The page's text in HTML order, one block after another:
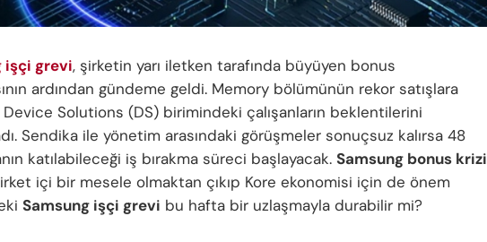
işçi grevi, şirketin yarı iletken tarafında büyüyen bonus
ardından gündeme geldi. Memory bölümünün rekor satışlara
Device Solutions (DS) birimindeki çalışanların beklentilerini
Sendika ile yönetim arasındaki görüşmeler sonuçsuz kalırsa 48
katılabileceği iş bırakma süreci başlayacak. Samsung bonus krizi
içi bir mesele olmaktan çıkıp Kore ekonomisi için de önem
Samsung işçi grevi bu hafta bir uzlaşmayla durabilir mi?